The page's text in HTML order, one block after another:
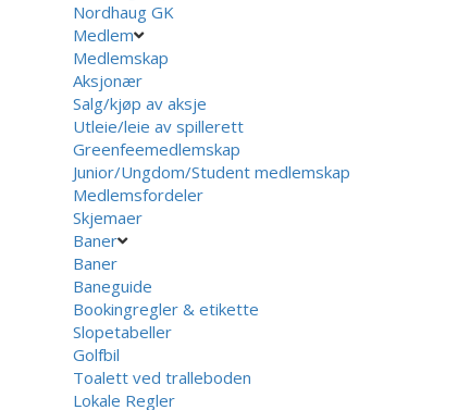
Nordhaug GK
Medlem
Medlemskap
Aksjonær
Salg/kjøp av aksje
Utleie/leie av spillerett
Greenfeemedlemskap
Junior/Ungdom/Student medlemskap
Medlemsfordeler
Skjemaer
Baner
Baner
Baneguide
Bookingregler & etikette
Slopetabeller
Golfbil
Toalett ved tralleboden
Lokale Regler